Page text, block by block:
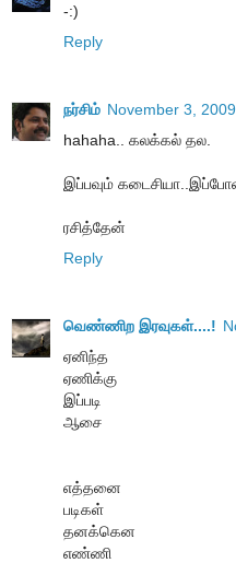
-:)
Reply
நர்சிம் November 3,
hahaha.. கலக்கல் தல.
இப்பவும்
ரசித்தேன்
Reply
வெண்ணிற இரவுகள்....!
ஏனிந்த
ஏணிக்கு
இப்படி
ஆசை
எத்தனை
படிகள்
தனக்கென
எண்ணி